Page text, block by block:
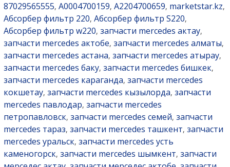
87029565555, A0004700159, A2204700659, marketstar.kz,
Абсорбер фильтр 220, Абсорбер фильтр S220,
Абсорбер фильтр w220, запчасти mercedes актау,
запчасти mercedes актобе, запчасти mercedes алматы,
запчасти mercedes астана, запчасти mercedes атырау,
запчасти mercedes баку, запчасти mercedes бишкек,
запчасти mercedes караганда, запчасти mercedes
кокшетау, запчасти mercedes кызылорда, запчасти
mercedes павлодар, запчасти mercedes
петропавловск, запчасти mercedes семей, запчасти
mercedes тараз, запчасти mercedes ташкент, запчасти
mercedes уральск, запчасти mercedes усть
каменогорск, запчасти mercedes шымкент, запчасти